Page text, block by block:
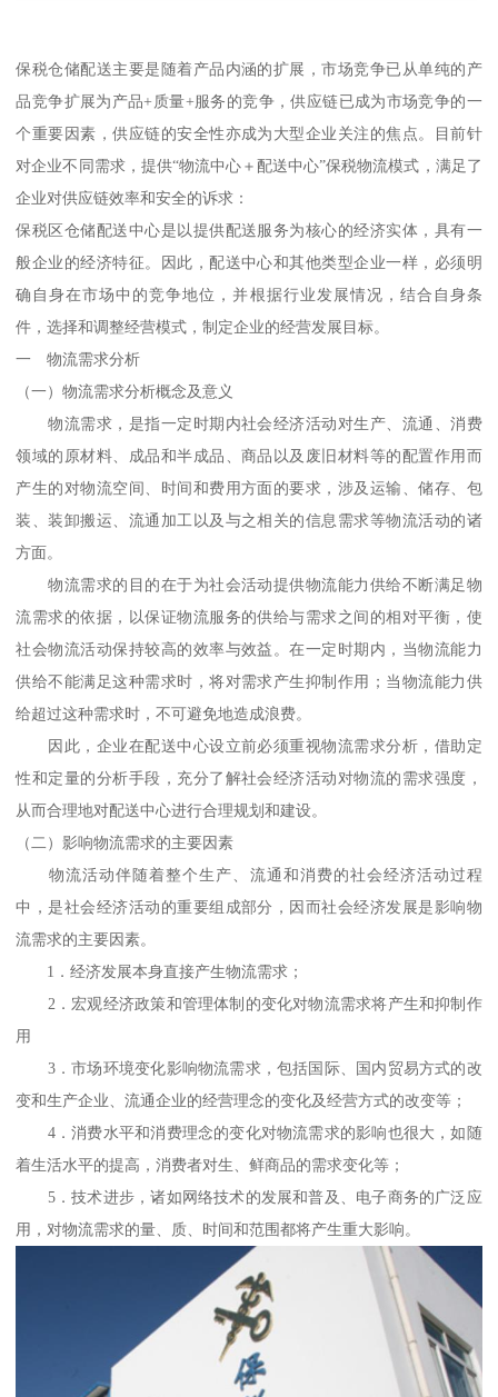
保税仓储配送主要是随着产品内涵的扩展，市场竞争已从单纯的产
品竞争扩展为产品+质量+服务的竞争，供应链已成为市场竞争的一
个重要因素，供应链的安全性亦成为大型企业关注的焦点。目前针
对企业不同需求，提供“物流中心＋配送中心”保税物流模式，满足了
企业对供应链效率和安全的诉求：
保税区仓储配送中心是以提供配送服务为核心的经济实体，具有一
般企业的经济特征。因此，配送中心和其他类型企业一样，必须明
确自身在市场中的竞争地位，并根据行业发展情况，结合自身条
件，选择和调整经营模式，制定企业的经营发展目标。
一 物流需求分析
（一）物流需求分析概念及意义
物流需求，是指一定时期内社会经济活动对生产、流通、消费
领域的原材料、成品和半成品、商品以及废旧材料等的配置作用而
产生的对物流空间、时间和费用方面的要求，涉及运输、储存、包
装、装卸搬运、流通加工以及与之相关的信息需求等物流活动的诸
方面。
物流需求的目的在于为社会活动提供物流能力供给不断满足物
流需求的依据，以保证物流服务的供给与需求之间的相对平衡，使
社会物流活动保持较高的效率与效益。在一定时期内，当物流能力
供给不能满足这种需求时，将对需求产生抑制作用；当物流能力供
给超过这种需求时，不可避免地造成浪费。
因此，企业在配送中心设立前必须重视物流需求分析，借助定
性和定量的分析手段，充分了解社会经济活动对物流的需求强度，
从而合理地对配送中心进行合理规划和建设。
（二）影响物流需求的主要因素
物流活动伴随着整个生产、流通和消费的社会经济活动过程
中，是社会经济活动的重要组成部分，因而社会经济发展是影响物
流需求的主要因素。
1．经济发展本身直接产生物流需求；
2．宏观经济政策和管理体制的变化对物流需求将产生和抑制作
用
3．市场环境变化影响物流需求，包括国际、国内贸易方式的改
变和生产企业、流通企业的经营理念的变化及经营方式的改变等；
4．消费水平和消费理念的变化对物流需求的影响也很大，如随
着生活水平的提高，消费者对生、鲜商品的需求变化等；
5．技术进步，诸如网络技术的发展和普及、电子商务的广泛应
用，对物流需求的量、质、时间和范围都将产生重大影响。